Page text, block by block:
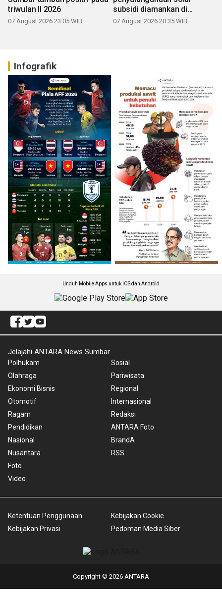
triwulan II 2026
07 August 2026 23:05 WIB
subsidi diamankan di
Sumbar
07 August 2026 20:35 WIB
Infografik
Unduh Mobile Apps untuk iOS dan Android
Jelajahi ANTARA News Sumbar
Polhukam
Olahraga
Ekonomi Bisnis
Otomotif
Ragam
Pendidikan
Nasional
Nusantara
Foto
Video
Sosial
Pariwisata
Regional
Internasional
Redaksi
ANTARA Foto
BrandA
RSS
Ketentuan Penggunaan
Kebijakan Privasi
Kebijakan Cookie
Pedoman Media Siber
Copyright © 2026 ANTARA